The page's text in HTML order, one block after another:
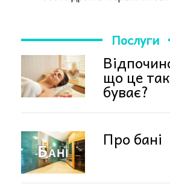
Послуги
що це
буває?
Про бані